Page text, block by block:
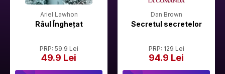
Ariel Lawhon
Râul Înghețat
PRP: 59.9 Lei
49.9 Lei
Dan Brown
Secretul secretelor
PRP: 129 Lei
94.9 Lei